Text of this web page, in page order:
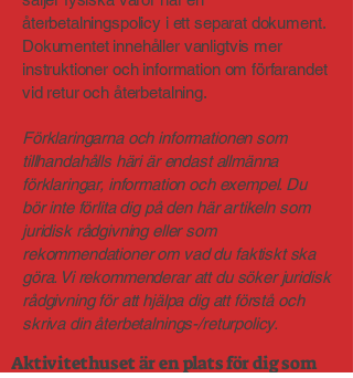
återbetalningspolicy i ett separat dokument.
Dokumentet innehåller vanligtvis mer
instruktioner och information om förfarandet
vid retur och återbetalning.
Förklaringarna och informationen som
tillhandahålls häri är endast allmänna
förklaringar, information och exempel. Du
bör inte förlita dig på den här artikeln som
juridisk rådgivning eller som
rekommendationer om vad du faktiskt ska
göra. Vi rekommenderar att du söker juridisk
rådgivning för att hjälpa dig att förstå och
skriva din återbetalnings-/returpolicy.
Aktivitethuset är en plats för dig som